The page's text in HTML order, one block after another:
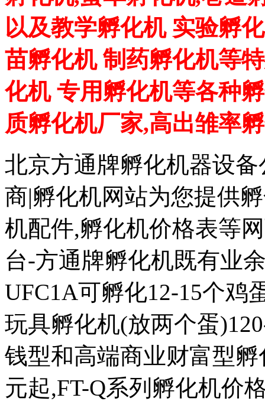
以及教学孵化机 实验孵
苗孵化机 制药孵化机等
化机 专用孵化机等各种
质孵化机厂家,高出雏率
北京方通牌孵化机器设
商|孵化机网站为您提供
机配件,孵化机价格表等
台-方通牌孵化机既有业
UFC1A可孵化12-15个鸡
玩具孵化机(放两个蛋
钱型和高端商业财富型
元起,FT-Q系列孵化机价